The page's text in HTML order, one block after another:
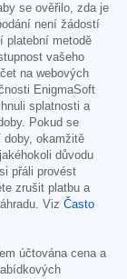
se ověřilo, zda je
není žádostí
platební metodě
vašeho
na webových
EnigmaSoft
splatnosti a
Pokud se
doby, okamžitě
důvodu
přáli provést
zrušit platbu a
Viz Často
účtována cena a